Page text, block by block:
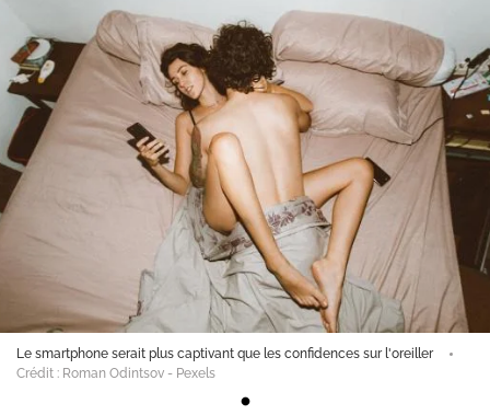
Le smartphone serait plus captivant que les confidences sur l'oreiller
Crédit : Roman Odintsov - Pexels